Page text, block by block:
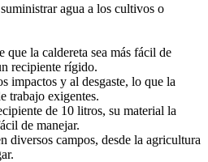
agua a los cultivos o
la caldereta sea más fácil de
recipiente rígido.
impactos y al desgaste, lo que la
trabajo exigentes.
de 10 litros, su material la
de manejar.
diversos campos, desde la agricultura